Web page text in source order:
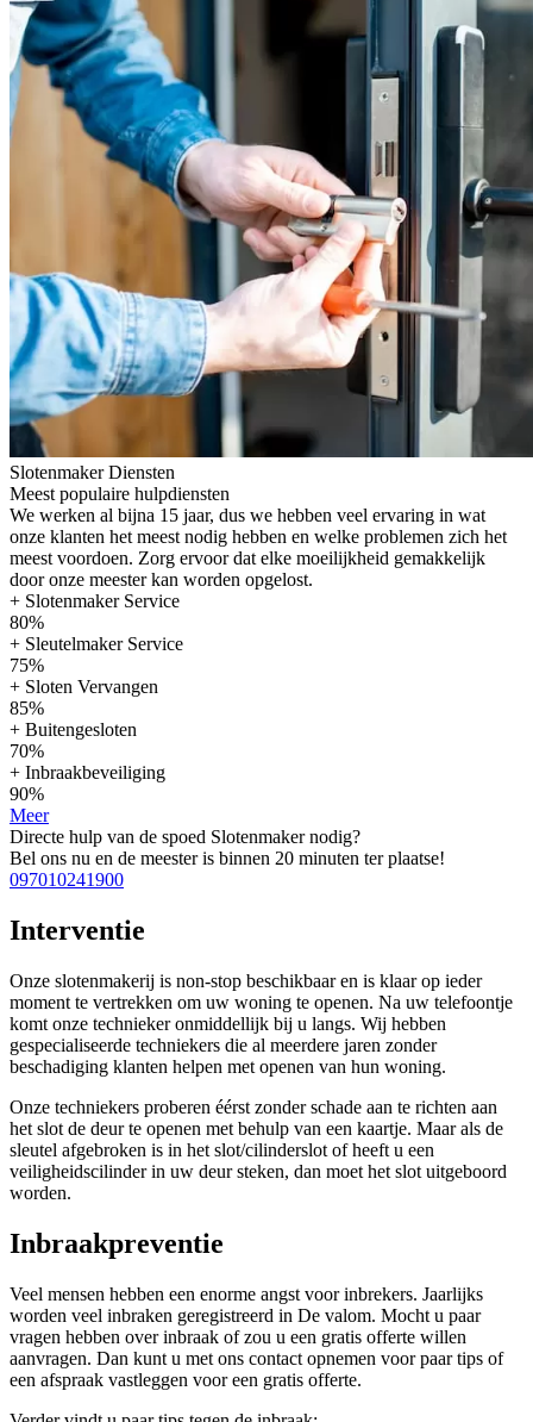
Slotenmaker Diensten
Meest populaire hulpdiensten
We werken al bijna 15 jaar, dus we hebben veel ervaring in wat
onze klanten het meest nodig hebben en welke problemen zich het
meest voordoen. Zorg ervoor dat elke moeilijkheid gemakkelijk
door onze meester kan worden opgelost.
+ Slotenmaker Service
80%
+ Sleutelmaker Service
75%
+ Sloten Vervangen
85%
+ Buitengesloten
70%
+ Inbraakbeveiliging
90%
Meer
Directe hulp van de spoed Slotenmaker nodig?
Bel ons nu en de meester is binnen 20 minuten ter plaatse!
097010241900
Interventie
Onze slotenmakerij is non-stop beschikbaar en is klaar op ieder
moment te vertrekken om uw woning te openen. Na uw telefoontje
komt onze technieker onmiddellijk bij u langs. Wij hebben
gespecialiseerde techniekers die al meerdere jaren zonder
beschadiging klanten helpen met openen van hun woning.
Onze techniekers proberen éérst zonder schade aan te richten aan
het slot de deur te openen met behulp van een kaartje. Maar als de
sleutel afgebroken is in het slot/cilinderslot of heeft u een
veiligheidscilinder in uw deur steken, dan moet het slot uitgeboord
worden.
Inbraakpreventie
Veel mensen hebben een enorme angst voor inbrekers. Jaarlijks
worden veel inbraken geregistreerd in De valom. Mocht u paar
vragen hebben over inbraak of zou u een gratis offerte willen
aanvragen. Dan kunt u met ons contact opnemen voor paar tips of
een afspraak vastleggen voor een gratis offerte.